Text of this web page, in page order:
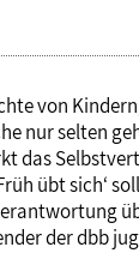
von
nur selten
das
übt sich‘
der dbb